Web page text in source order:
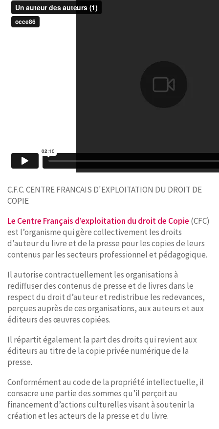
C.F.C. CENTRE FRANCAIS D'EXPLOITATION DU DROIT DE
COPIE
Le Centre Français d’exploitation du droit de Copie (CFC)
est l’organisme qui gère collectivement les droits
d’auteur du livre et de la presse pour les copies de leurs
contenus par les secteurs professionnel et pédagogique.
Il autorise contractuellement les organisations à
rediffuser des contenus de presse et de livres dans le
respect du droit d’auteur et redistribue les redevances,
perçues auprès de ces organisations, aux auteurs et aux
éditeurs des œuvres copiées.
Il répartit également la part des droits qui revient aux
éditeurs au titre de la copie privée numérique de la
presse.
Conformément au code de la propriété intellectuelle, il
consacre une partie des sommes qu’il perçoit au
financement d’actions culturelles visant à soutenir la
création et les acteurs de la presse et du livre.